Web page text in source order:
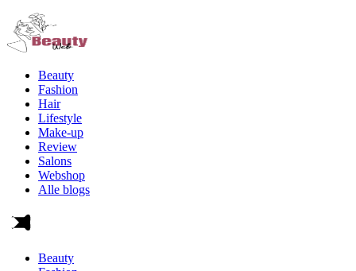
Beauty
Fashion
Hair
Lifestyle
Make-up
Review
Salons
Webshop
Alle blogs
Beauty